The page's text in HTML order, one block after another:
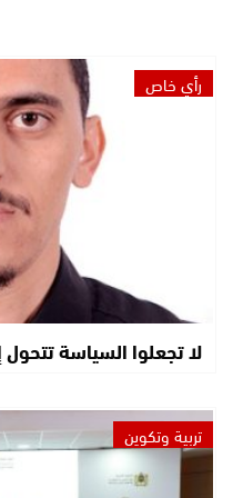
رأي خاص
لا تجعلوا السياسة
تربية وتكوين